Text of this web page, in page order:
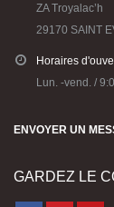
ZA Troyalac’h
29170 SAINT
Horaires
Lun. -vend. /
ENVOYER UN
GARDEZ LE